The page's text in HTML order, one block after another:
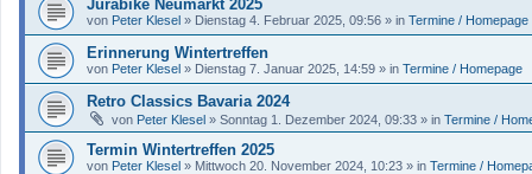
Jurabike Neumarkt 2025
von Peter Klesel » Dienstag 4. Februar 2025, 09:56 » in Termine / Homepage
Erinnerung Wintertreffen
von Peter Klesel » Dienstag 7. Januar 2025, 14:59 » in Termine / Homepage
Retro Classics Bavaria 2024
von Peter Klesel » Sonntag 1. Dezember 2024, 09:33 » in Termine /
Termin Wintertreffen 2025
von Peter Klesel » Mittwoch 20. November 2024, 10:23 » in Termine /